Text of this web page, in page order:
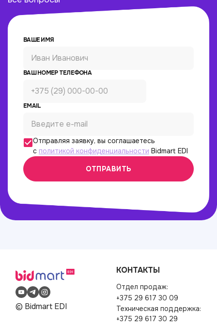
ВАШЕ ИМЯ
ВАШ НОМЕР ТЕЛЕФОНА
EMAIL
Отправляя заявку, вы соглашаетесь
с политикой конфиденциальности Bidmart EDI
ОТПРАВИТЬ
© Bidmart EDI
КОНТАКТЫ
Отдел продаж:
+375 29 617 30 09
Техническая поддержка:
+375 29 617 30 29